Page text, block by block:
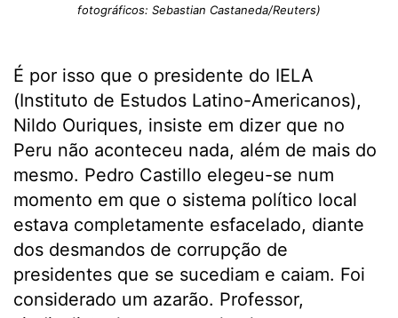
fotográficos: Sebastian Castaneda/Reuters)
É por isso que o presidente do IELA
(Instituto de Estudos Latino-Americanos),
Nildo Ouriques, insiste em dizer que no
Peru não aconteceu nada, além de mais do
mesmo. Pedro Castillo elegeu-se num
momento em que o sistema político local
estava completamente esfacelado, diante
dos desmandos de corrupção de
presidentes que se sucediam e caiam. Foi
considerado um azarão. Professor,